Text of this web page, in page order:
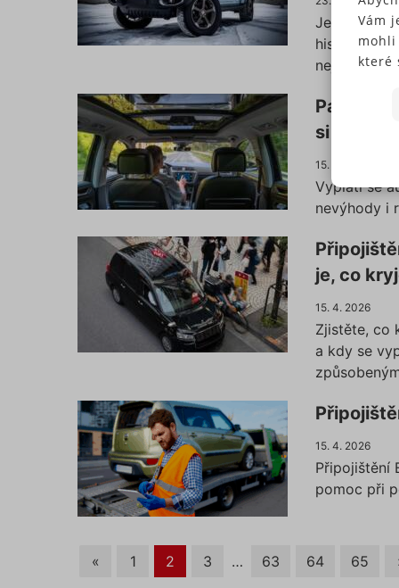
Jeep
historii.
si dát
15. 4. 2026
Vyplatí se
nevýhody i
je, co
15. 4. 2026
Zjistěte, co
a kdy se
15. 4. 2026
Připojištění
pomoc při
« 1 2 3 … 63 64 65
Vám
mohli
které
typů
Název
affiliate
testing